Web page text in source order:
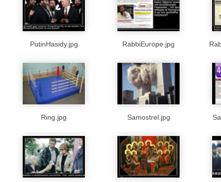
PutinHasidy.jpg RabbiEurope.jpg
Ring.jpg Samostrel.jpg